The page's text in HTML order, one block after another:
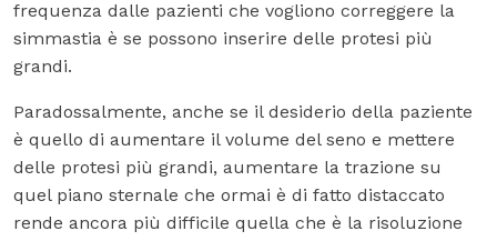
frequenza dalle pazienti che vogliono correggere la
simmastia è se possono inserire delle protesi più
grandi.
Paradossalmente, anche se il desiderio della paziente
è quello di aumentare il volume del seno e mettere
delle protesi più grandi, aumentare la trazione su
quel piano sternale che ormai è di fatto distaccato
rende ancora più difficile quella che è la risoluzione